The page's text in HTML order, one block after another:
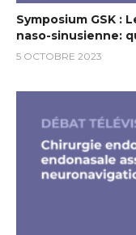
Symposium GSK :
naso-sinusienne:
5 OCTOBRE 2023